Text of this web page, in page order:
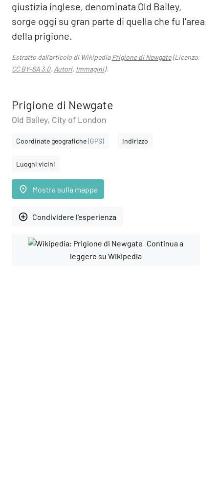
giustizia inglese, denominata Old Bailey,
sorge oggi su gran parte di quella che fu l'area
della prigione.
Estratto dall'articolo di WikipediaPrigione di Newgate(Licenza:
CC BY-SA 3.0, Autori, Immagini).
Prigione di Newgate
Old Bailey, City of London
Coordinate geografiche(GPS) Indirizzo
Luoghi vicini
place Mostra sulla mappa
add_circle_outline Condividere l'esperienza
Continua a
leggere su Wikipedia